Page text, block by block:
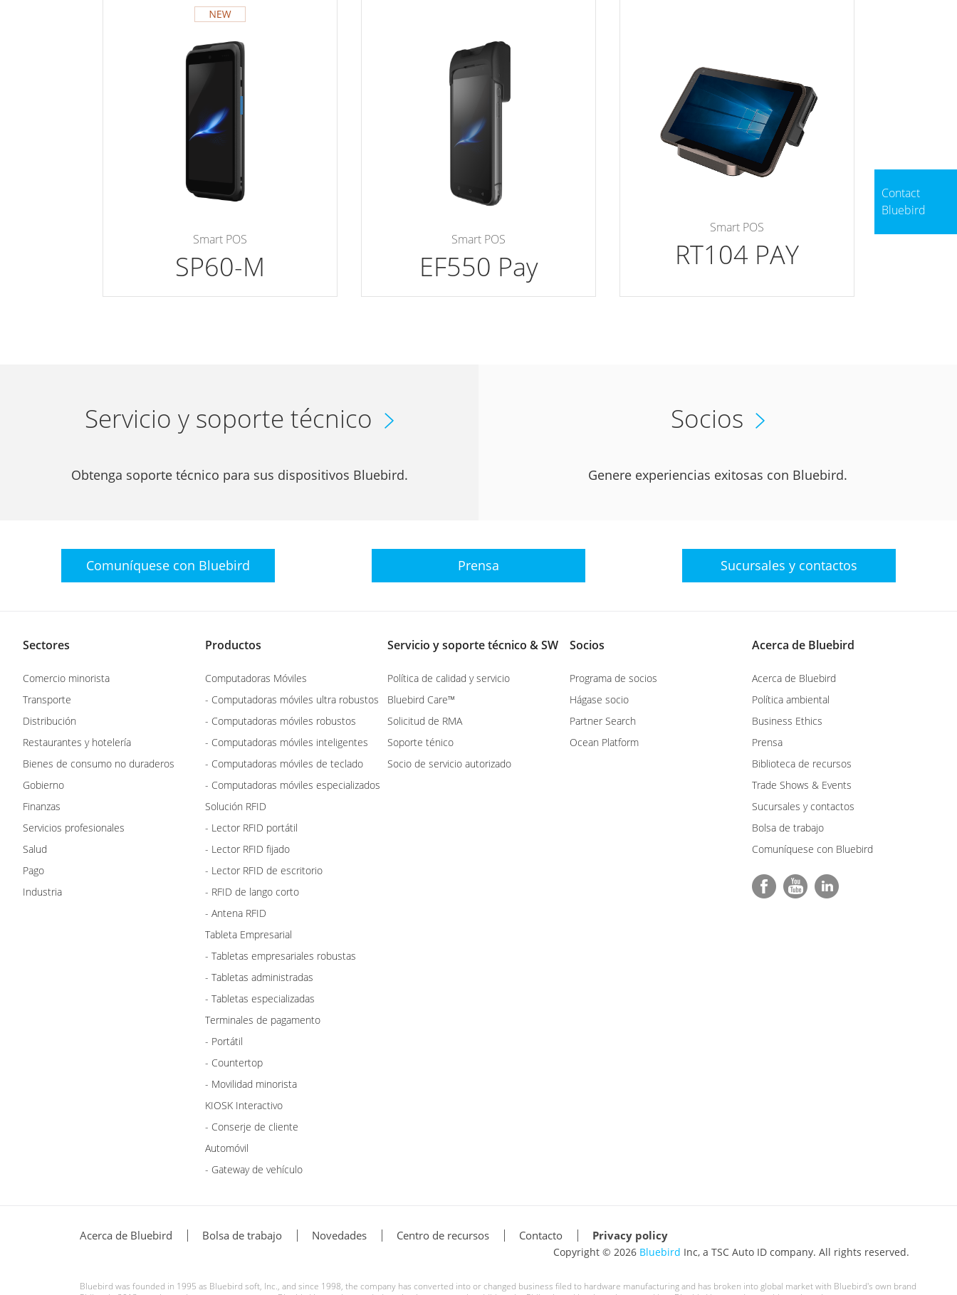
Smart POS
SP60-M
Smart POS
EF550 Pay
Smart POS
RT104 PAY
Contact
Bluebird
Servicio y soporte técnico
Obtenga soporte técnico para sus dispositivos Bluebird.
Socios
Genere experiencias exitosas con Bluebird.
Comuníquese con Bluebird Prensa Sucursales y contactos
Sectores
Comercio minorista
Transporte
Distribución
Restaurantes y hotelería
Bienes de consumo no duraderos
Gobierno
Finanzas
Servicios profesionales
Salud
Pago
Industria
Productos
Computadoras Móviles
- Computadoras móviles ultra robustos
- Computadoras móviles robustos
- Computadoras móviles inteligentes
- Computadoras móviles de teclado
- Computadoras móviles especializados
Solución RFID
- Lector RFID portátil
- Lector RFID fijado
- Lector RFID de escritorio
- RFID de lango corto
- Antena RFID
Tableta Empresarial
- Tabletas empresariales robustas
- Tabletas administradas
- Tabletas especializadas
Terminales de pagamento
- Portátil
- Countertop
- Movilidad minorista
KIOSK Interactivo
- Conserje de cliente
Automóvil
- Gateway de vehículo
Servicio y soporte técnico & SW
Política de calidad y servicio
Bluebird Care™
Solicitud de RMA
Soporte ténico
Socio de servicio autorizado
Socios
Programa de socios
Hágase socio
Partner Search
Ocean Platform
Acerca de Bluebird
Acerca de Bluebird
Política ambiental
Business Ethics
Prensa
Biblioteca de recursos
Trade Shows & Events
Sucursales y contactos
Bolsa de trabajo
Comuníquese con Bluebird
Acerca de Bluebird Bolsa de trabajo Novedades Centro de recursos Contacto Privacy policy
Copyright © 2026 Bluebird Inc, a TSC Auto ID company. All rights reserved.
Bluebird was founded in 1995 as Bluebird soft, Inc., and since 1998, the company has converted into or changed business filed to hardware manufacturing and has broken into global market with Bluebird's own brand